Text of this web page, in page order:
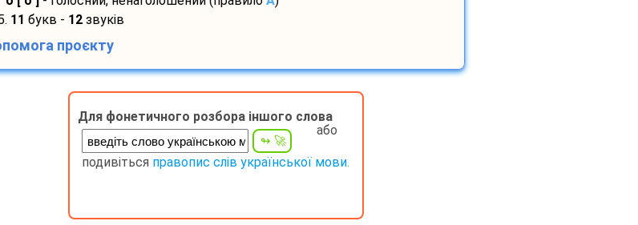
11 букв - 12звуків
проєкту
Для фонетичного розбора іншого слова
або
подивіться правопис слів української мови.